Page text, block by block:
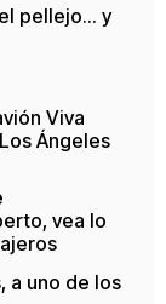
pellejo... y
Viva
Ángeles
vea lo
a uno de los